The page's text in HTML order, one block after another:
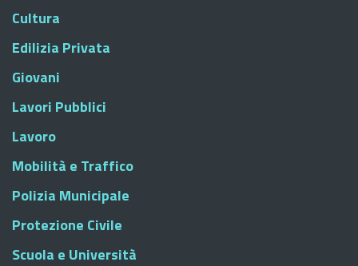
Cultura
Edilizia Privata
Giovani
Lavori Pubblici
Lavoro
Mobilità e Traffico
Polizia Municipale
Protezione Civile
Scuola e Università